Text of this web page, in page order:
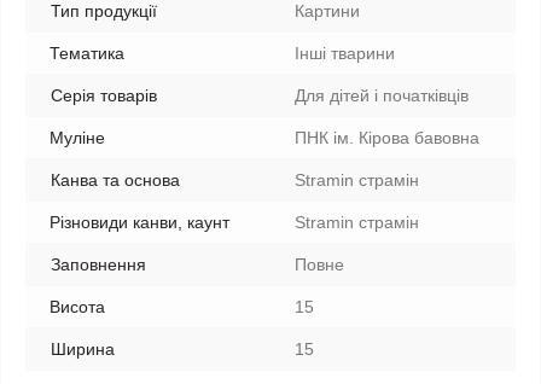
Тип продукції Картини
Тематика Інші тварини
Серія товарів Для дітей і початківців
Муліне ПНК ім. Кірова бавовна
Канва та основа Stramin страмін
Різновиди канви, каунт Stramin страмін
Заповнення Повне
Висота 15
Ширина 15